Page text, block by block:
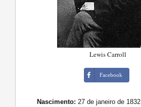
Lewis Carroll
Facebook
Nascimento: 27 de janeiro de 1832